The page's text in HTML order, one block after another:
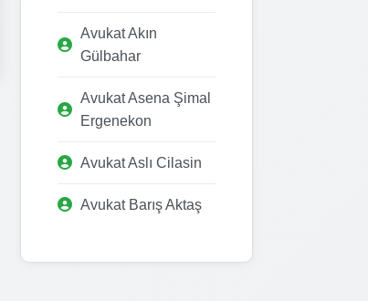
Avukat Akın
Gülbahar
Avukat Asena Şimal
Ergenekon
Avukat Aslı Cilasin
Avukat Barış Aktaş